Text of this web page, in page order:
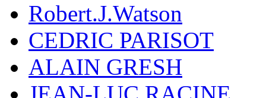
Robert.J.Watson
CEDRIC PARISOT
ALAIN GRESH